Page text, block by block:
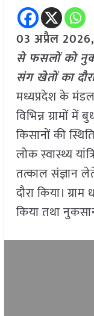
03 अप्रैल
से फसलों को
संग खेतों का
मध्यप्रदेश के
विभिन्न ग्रामों में
किसानों की
लोक स्वास्थ्य
तत्काल संज्ञान
दौरा किया।
किया तथा